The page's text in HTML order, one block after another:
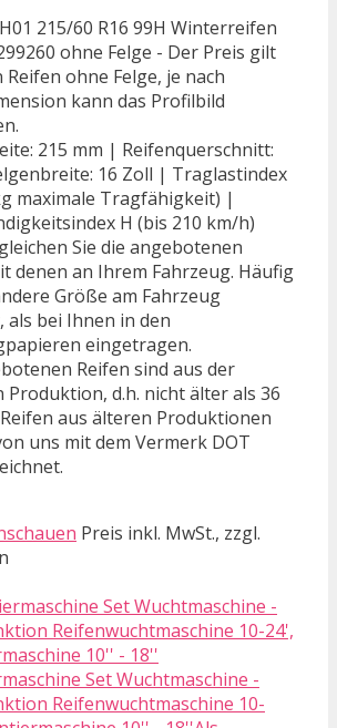
215/60 R16 99H Winterreifen
ohne Felge - Der Preis gilt
ohne Felge, je nach
kann das Profilbild
215 mm | Reifenquerschnitt:
16 Zoll | Traglastindex
maximale Tragfähigkeit) |
H (bis 210 km/h)
Sie die angebotenen
denen an Ihrem Fahrzeug. Häufig
Größe am Fahrzeug
als bei Ihnen in den
eingetragen.
Reifen sind aus der
Produktion, d.h. nicht älter als 36
aus älteren Produktionen
uns mit dem Vermerk DOT
Preis inkl. MwSt., zzgl.
Set Wuchtmaschine -
Reifenwuchtmaschine 10-